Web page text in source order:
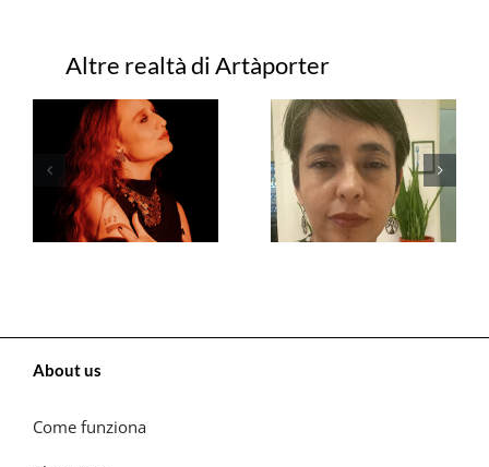
Progetti correlati
About us
Come funziona